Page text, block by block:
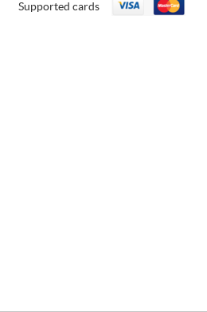
Supported cards